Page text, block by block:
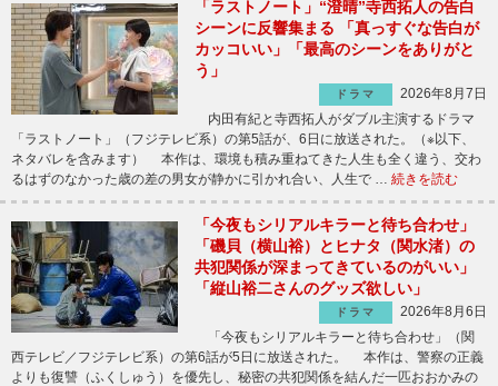
「ラストノート」“澄晴”寺西拓人の告白
シーンに反響集まる 「真っすぐな告白が
カッコいい」「最高のシーンをありがと
う」
ドラマ
2026年8月7日
内田有紀と寺西拓人がダブル主演するドラマ
「ラストノート」（フジテレビ系）の第5話が、6日に放送された。（※以下、
ネタバレを含みます） 本作は、環境も積み重ねてきた人生も全く違う、交わ
るはずのなかった歳の差の男女が静かに引かれ合い、人生で … 続きを読む
「今夜もシリアルキラーと待ち合わせ」
「磯貝（横山裕）とヒナタ（関水渚）の
共犯関係が深まってきているのがいい」
「縦山裕二さんのグッズ欲しい」
ドラマ
2026年8月6日
「今夜もシリアルキラーと待ち合わせ」（関
西テレビ／フジテレビ系）の第6話が5日に放送された。 本作は、警察の正義
よりも復讐（ふくしゅう）を優先し、秘密の共犯関係を結んだ一匹おおかみの